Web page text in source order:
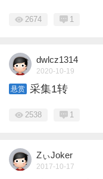
2674 1
dwlcz1314
2020-10-19
悬赏 采集1转
2538 1
ZぃJoker
2017-10-17